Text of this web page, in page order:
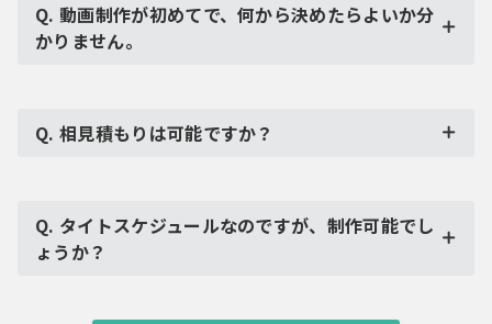
Q. 動画制作が初めてで、何から決めたらよいか分
かりません。
Q. 相見積もりは可能ですか？
Q. タイトスケジュールなのですが、制作可能でし
ょうか？